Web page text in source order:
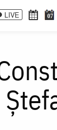
LIVE 07